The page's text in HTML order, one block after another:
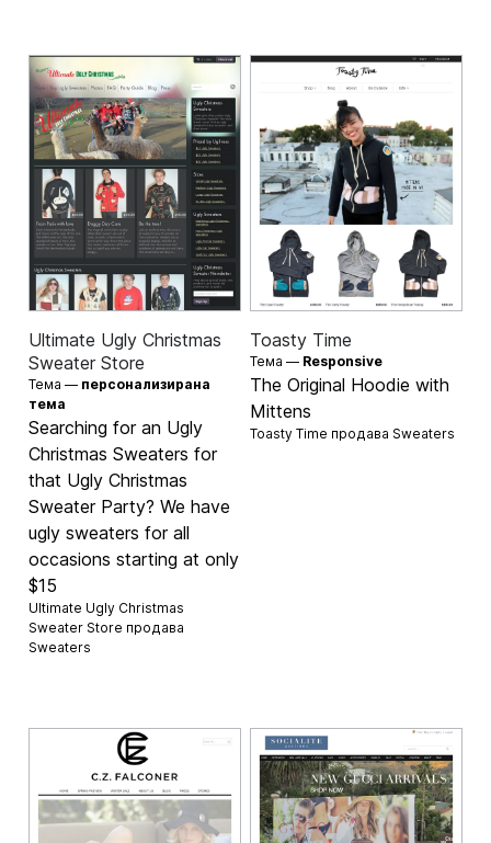
Ultimate Ugly Christmas
Sweater Store
Тема — персонализирана
тема
Searching for an Ugly
Christmas Sweaters for
that Ugly Christmas
Sweater Party? We have
ugly sweaters for all
occasions starting at only
$15
Ultimate Ugly Christmas
Sweater Store продава
Sweaters
Toasty Time
Тема — Responsive
The Original Hoodie with
Mittens
Toasty Time продава Sweaters